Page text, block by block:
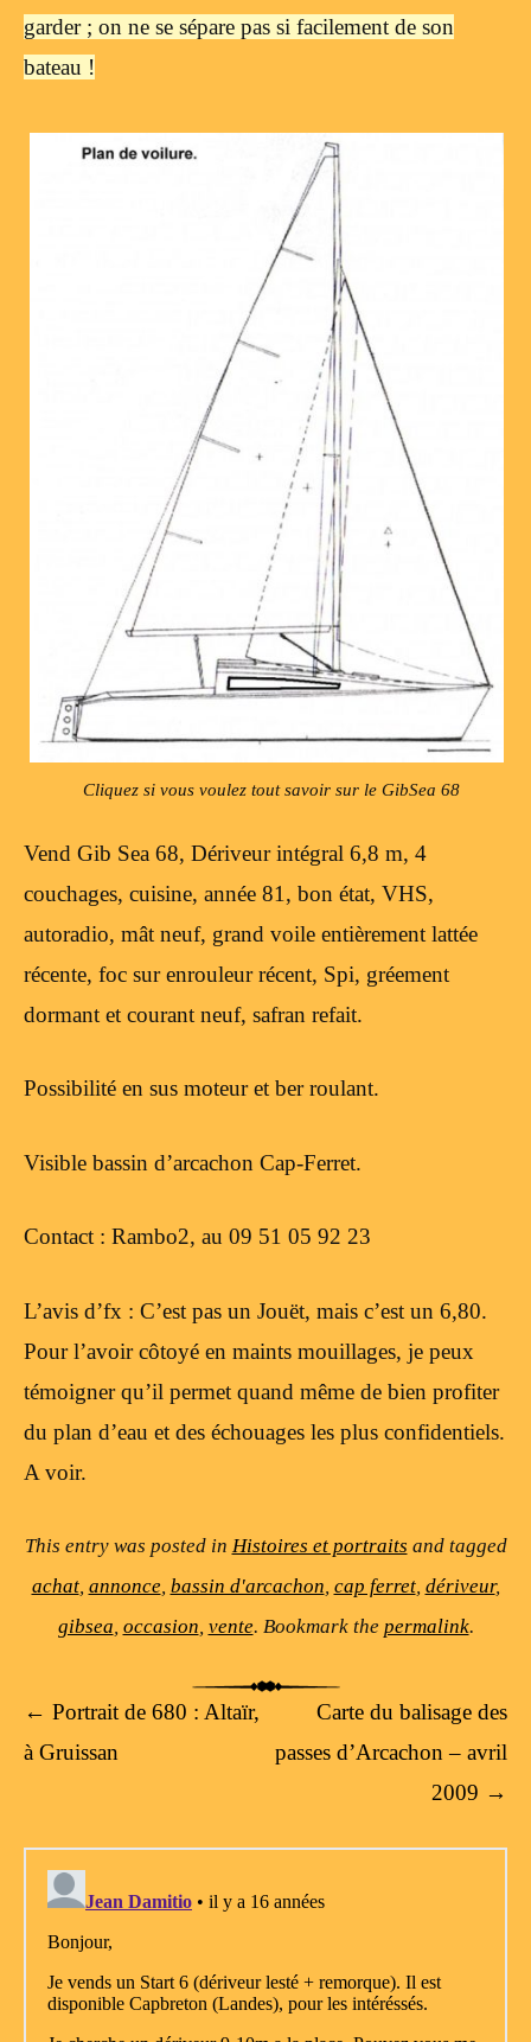
garder ; on ne se sépare pas si facilement de son
bateau !
Cliquez si vous voulez tout savoir sur le GibSea 68
Vend Gib Sea 68, Dériveur intégral 6,8 m, 4
couchages, cuisine, année 81, bon état, VHS,
autoradio, mât neuf, grand voile entièrement lattée
récente, foc sur enrouleur récent, Spi, gréement
dormant et courant neuf, safran refait.
Possibilité en sus moteur et ber roulant.
Visible bassin d’arcachon Cap-Ferret.
Contact : Rambo2, au 09 51 05 92 23
L’avis d’fx : C’est pas un Jouët, mais c’est un 6,80.
Pour l’avoir côtoyé en maints mouillages, je peux
témoigner qu’il permet quand même de bien profiter
du plan d’eau et des échouages les plus confidentiels.
A voir.
This entry was posted in Histoires et portraits and tagged
achat, annonce, bassin d'arcachon, cap ferret, dériveur,
gibsea, occasion, vente. Bookmark the permalink.
Post navigation
← Portrait de 680 : Altaïr,
à Gruissan
Carte du balisage des
passes d’Arcachon – avril
2009 →